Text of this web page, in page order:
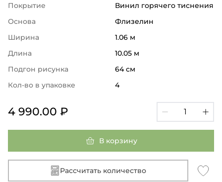
Покрытие
Винил горячего тиснения
Основа
Флизелин
Ширина
1.06 м
Длина
10.05 м
Подгон рисунка
64 см
Кол-во в упаковке
4
4 990.00 ₽
В корзину
Рассчитать количество